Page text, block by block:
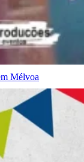
Mélvoa